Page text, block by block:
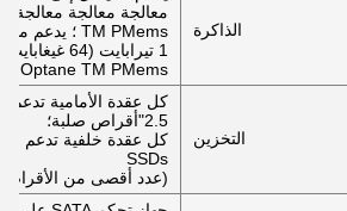
الذاكرة
TM PMems ؛ يدعم ما يصل إلى
Optane TM PMems
التخزين
2.5"أقراص صلبة؛
SSDs
(عدد أقصى من الأقراص